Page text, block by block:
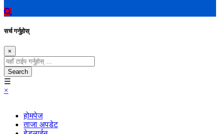
सर्च गर्नुहोस्
×
Search
☰
×
होमपेज
ताजा अपडेट